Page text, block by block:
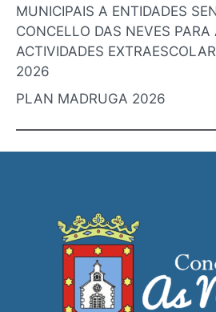
MUNICIPAIS A ENTIDADES
CONCELLO DAS NEVES PARA
ACTIVIDADES
2026
PLAN MADRUGA 2026